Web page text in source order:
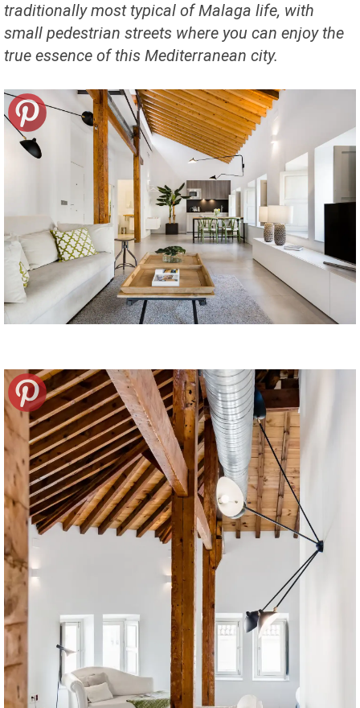
traditionally most typical of Malaga life, with
small pedestrian streets where you can enjoy the
true essence of this Mediterranean city.